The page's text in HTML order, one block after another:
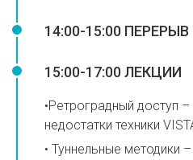
14:00-15:00
15:00-17:00 ЛЕКЦИИ
•Ретроградный доступ
недостатки техники
• Туннельные методики